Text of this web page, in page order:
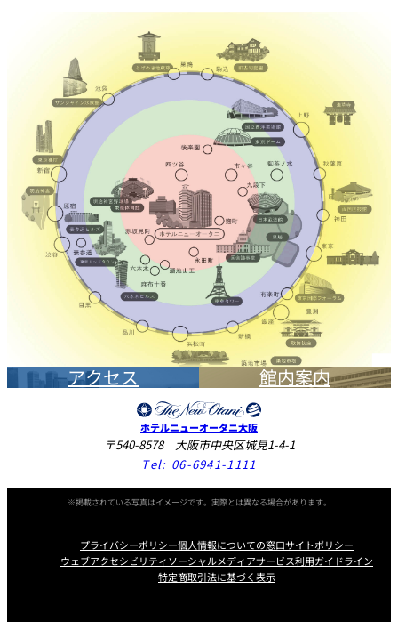
アクセス 館内案内
ホテルニューオータニ大阪
〒540-8578 大阪市中央区城見1-4-1
Tel: 06-6941-1111
※掲載されている写真はイメージです。実際とは異なる場合があります。
プライバシーポリシー個人情報についての窓口サイトポリシー
ウェブアクセシビリティソーシャルメディアサービス利用ガイドライン
特定商取引法に基づく表示